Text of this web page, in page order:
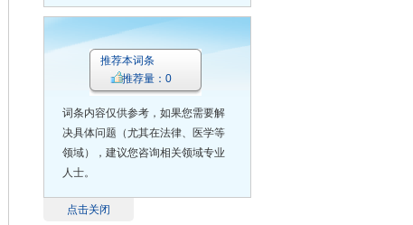
推荐本词条
推荐量：0
词条内容仅供参考，如果您需要解
决具体问题（尤其在法律、医学等
领域），建议您咨询相关领域专业
人士。
点击关闭